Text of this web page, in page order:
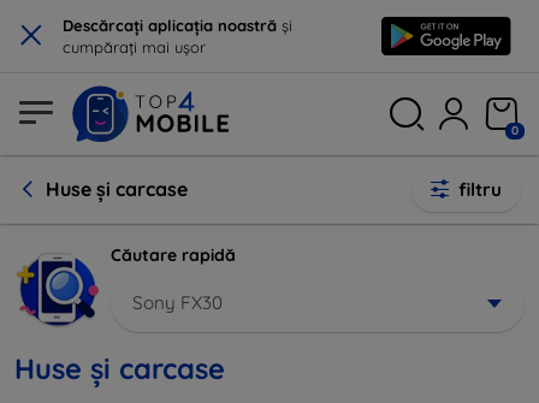
× Descărcați aplicația noastră și
cumpărați mai ușor
0
Huse și carcase filtru
Căutare rapidă
Sony FX30
Huse și carcase